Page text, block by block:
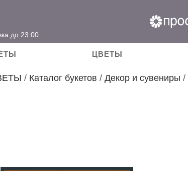
до 23:00
праздники
ЦВЕТЫ
/ Каталог букетов / Декор и сувениры /